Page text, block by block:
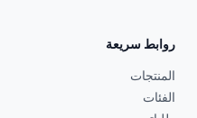
روابط سريعة
المنتجات
الفئات